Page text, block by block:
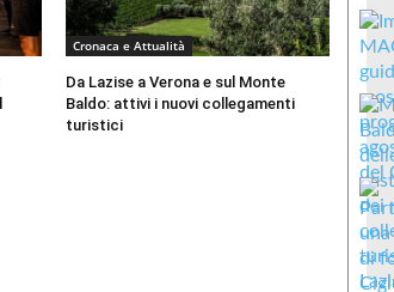
Cronaca e Attualità
Da Lazise a Verona e sul Monte
Baldo: attivi i nuovi collegamenti
turistici